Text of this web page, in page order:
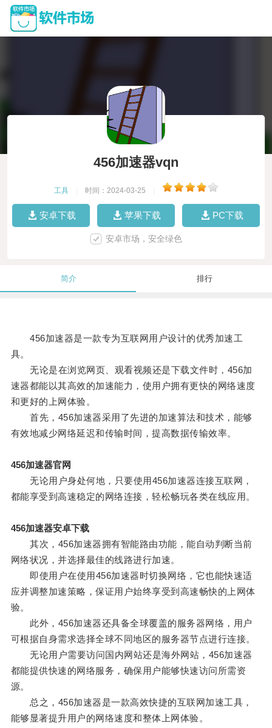
456加速器vqn
工具 时间：2024-03-25
安卓下载 苹果下载 PC下载
安卓市场，安全绿色
简介 排行
456加速器是一款专为互联网用户设计的优秀加速工
具。
无论是在浏览网页、观看视频还是下载文件时，456加
速器都能以其高效的加速能力，使用户拥有更快的网络速度
和更好的上网体验。
首先，456加速器采用了先进的加速算法和技术，能够
有效地减少网络延迟和传输时间，提高数据传输效率。
456加速器官网
无论用户身处何地，只要使用456加速器连接互联网，
都能享受到高速稳定的网络连接，轻松畅玩各类在线应用。
456加速器安卓下载
其次，456加速器拥有智能路由功能，能自动判断当前
网络状况，并选择最佳的线路进行加速。
即使用户在使用456加速器时切换网络，它也能快速适
应并调整加速策略，保证用户始终享受到高速畅快的上网体
验。
此外，456加速器还具备全球覆盖的服务器网络，用户
可根据自身需求选择全球不同地区的服务器节点进行连接。
无论用户需要访问国内网站还是海外网站，456加速器
都能提供快速的网络服务，确保用户能够快速访问所需资
源。
总之，456加速器是一款高效快捷的互联网加速工具，
能够显著提升用户的网络速度和整体上网体验。